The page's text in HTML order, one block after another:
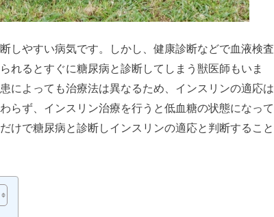
しやすい病気です。しかし、健康診断などで血液検査
れるとすぐに糖尿病と診断してしまう獣医師もいま
によっても治療法は異なるため、インスリンの適応は
らず、インスリン治療を行うと低血糖の状態になって
けで糖尿病と診断しインスリンの適応と判断すること